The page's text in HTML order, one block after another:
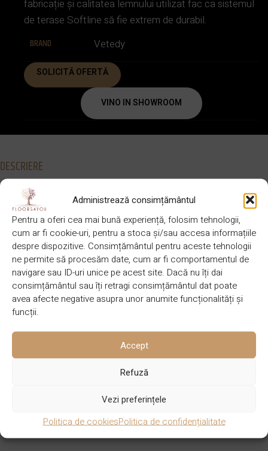
Administrează consimțământul
Pentru a oferi cea mai bună experiență, folosim tehnologii,
cum ar fi cookie-uri, pentru a stoca și/sau accesa informațiile
despre dispozitive. Consimțământul pentru aceste tehnologii
ne permite să procesăm date, cum ar fi comportamentul de
navigare sau ID-uri unice pe acest site. Dacă nu îți dai
consimțământul sau îți retragi consimțământul dat poate
avea afecte negative asupra unor anumite funcționalități și
funcții.
Accept
Refuză
Vezi preferințele
Politica de cookiesPolitica de confidențialitate
fabricație și calitatea lemnului utilizat fac ca sistemul
de terase Softline să fie extrem de durabil.
BRAND
Vetedy
SOLICITĂ OFERTĂ
VINO IN SHOWROOM
DESCRIERE
Un sistem revoluționar pentru parchet de grădină și terase de
piscină.
Sistemul de fixare Softline® este un sistem revoluționar care
permite instalarea scândurilor de lemn fără șuruburi vizibile,
îmbunătățind atât rezistența structurii (nu mai există puncte
slabe în scândură sau forfecare a șurubului), cât și estetica,
care este acum perfect omogenă. Speciile excepționale de
lemn: Padouk, Merbau, Ipé și Teck au fost alese pentru
caracteristicile lor tehnice, care se potrivesc perfect celor mai
variate și variabile condiții climatice pentru terasele
dumneavoastră din lemn. Produsele Softline, uscate la un
conținut mediu de umiditate de echilibru de 13% (+/- 2%), sunt
perfect imputrescibile fără niciun tratament chimic și foarte
stabile, indiferent de condițiile exterioare. Padouk-ul, lemn
african produs în Camerun, a fost ales pentru calitatea sa
tehnică excepțională și pentru culoarea sa contemporană.
Speciile asiatice sunt fabricate în Indonezia pentru Merbau și